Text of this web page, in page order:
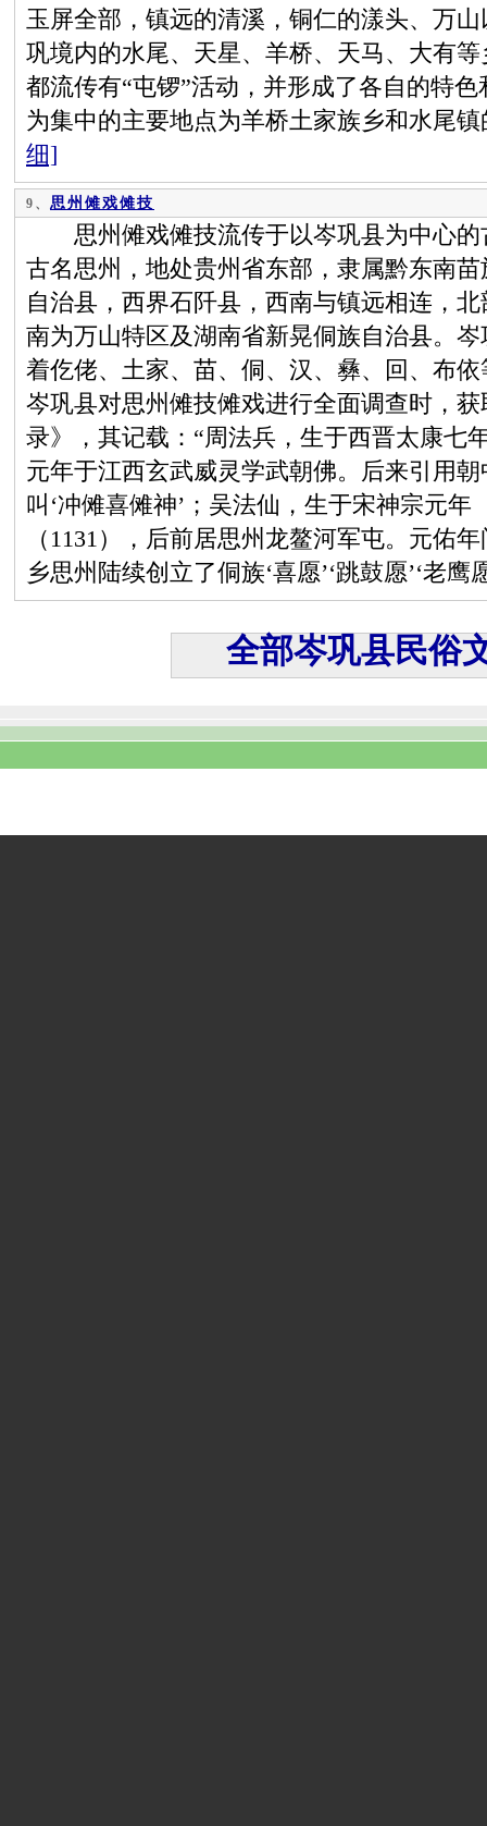
玉屏全部，镇远的清溪，铜仁的漾头、万
巩境内的水尾、天星、羊桥、天马、大有
都流传有“屯锣”活动，并形成了各自的特
为集中的主要地点为羊桥土家族乡和水尾
细]
9、 思州傩戏傩技
思州傩戏傩技流传于以岑巩县为中心的
古名思州，地处贵州省东部，隶属黔东南
自治县，西界石阡县，西南与镇远相连，
南为万山特区及湖南省新晃侗族自治县。
着仡佬、土家、苗、侗、汉、彝、回、布
岑巩县对思州傩技傩戏进行全面调查时，
录》，其记载：“周法兵，生于西晋太康七
元年于江西玄武威灵学武朝佛。后来引用
叫‘冲傩喜傩神’；吴法仙，生于宋神宗元年
（1131），后前居思州龙鳌河军屯。元佑
乡思州陆续创立了侗族‘喜愿’‘跳鼓愿’‘老
全部岑巩县民俗